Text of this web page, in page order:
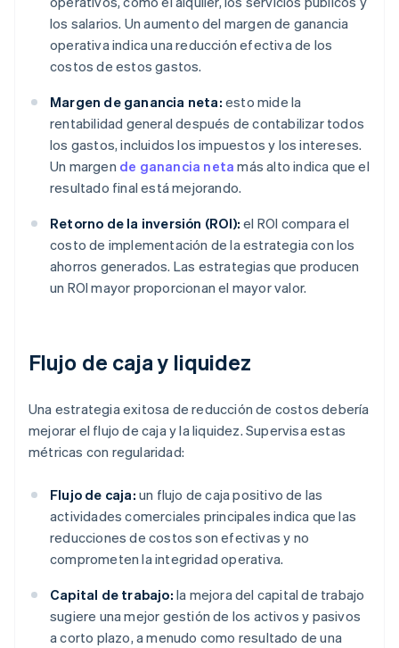
los salarios. Un aumento del margen de ganancia
operativa indica una reducción efectiva de los
costos de estos gastos.
Margen de ganancia neta: esto mide la
rentabilidad general después de contabilizar todos
los gastos, incluidos los impuestos y los intereses.
Un margen de ganancia neta más alto indica que el
resultado final está mejorando.
Retorno de la inversión (ROI): el ROI compara el
costo de implementación de la estrategia con los
ahorros generados. Las estrategias que producen
un ROI mayor proporcionan el mayor valor.
Flujo de caja y liquidez
Una estrategia exitosa de reducción de costos debería
mejorar el flujo de caja y la liquidez. Supervisa estas
métricas con regularidad:
Flujo de caja: un flujo de caja positivo de las
actividades comerciales principales indica que las
reducciones de costos son efectivas y no
comprometen la integridad operativa.
Capital de trabajo: la mejora del capital de trabajo
sugiere una mejor gestión de los activos y pasivos
a corto plazo, a menudo como resultado de una